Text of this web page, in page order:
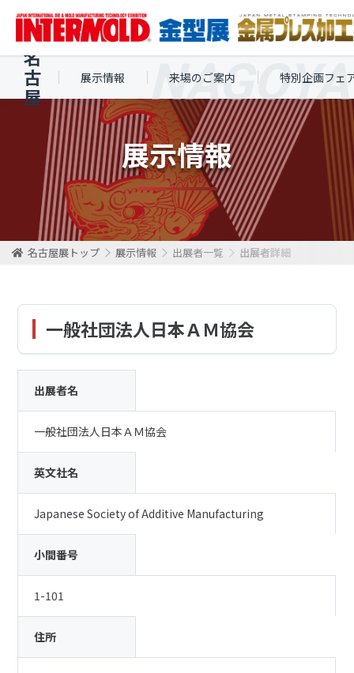
名
古
屋
展示情報 来場のご案内 特別企画フェ
展示情報
名古屋展トップ 展示情報 出展者一覧 出展者詳細
一般社団法人日本ＡＭ協会
出展者名
一般社団法人日本ＡＭ協会
英文社名
Japanese Society of Additive Manufacturing
小間番号
1-101
住所